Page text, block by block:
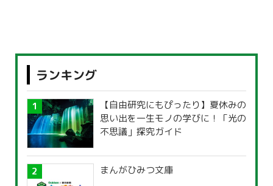
ランキング
【自由研究にもぴったり】夏休みの
思い出を一生モノの学びに！「光の
不思議」探究ガイド
まんがひみつ文庫